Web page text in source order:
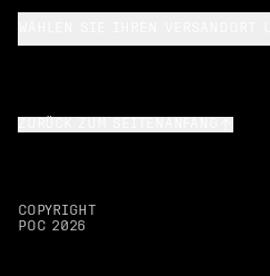
COPYRIGHT
POC 2026